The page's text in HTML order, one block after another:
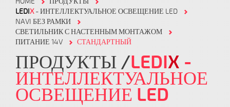
LEDIX- ИНТЕЛЛЕКТУАЛЬНОЕ ОСВЕЩЕНИЕ LED
NAVI БЕЗ РАМКИ
СВЕТИЛЬНИК С НАСТЕННЫМ МОНТАЖОМ
ПИТАНИЕ 14V
СТАНДАРТНЫЙ
ПРОДУКТЫ LEDIX -
ИНТЕЛЛЕКТУАЛЬНОЕ
ОСВЕЩЕНИЕ LED